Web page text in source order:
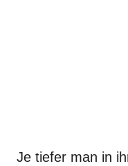
Je tiefer man in